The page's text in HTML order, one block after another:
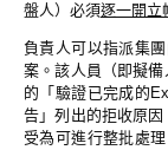
盤人）必須逐一開立
負責人可以指派集
案。該人員（即擬
的「驗證已完成的
告」列出的拒收原
受為可進行整批處